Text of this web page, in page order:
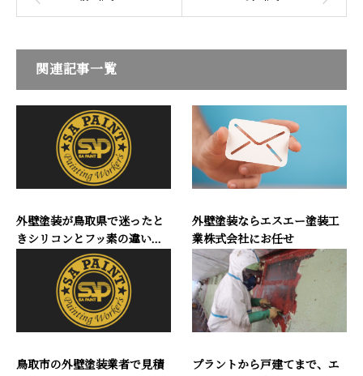
関連記事一覧
外壁塗装が鳥取県で迷ったと
きシリコンとフッ素の違い...
外壁塗装ならエスエー塗装工
業株式会社にお任せ
鳥取市の外壁塗装業者で見積
プラントから戸建てまで、エ